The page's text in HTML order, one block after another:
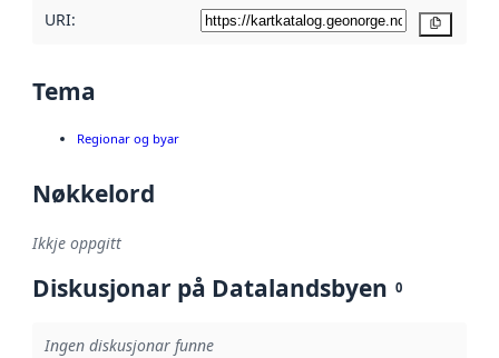
URI:
Tema
Regionar og byar
Nøkkelord
Ikkje oppgitt
Diskusjonar på Datalandsbyen 0
Ingen diskusjonar funne